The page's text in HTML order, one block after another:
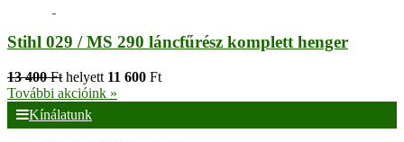
Stihl 029 / MS 290 láncfűrész komplett henger
13 400 Ft helyett 11 600 Ft
További akcióink »
Kínálatunk